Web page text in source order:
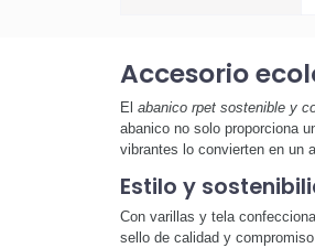
Accesorio
El abanico rpet sostenible y
abanico no solo proporciona
vibrantes lo convierten en un
Estilo y
Con varillas y tela
sello de calidad y